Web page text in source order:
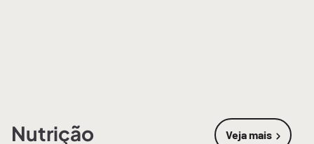
Nutrição Veja mais
sobre